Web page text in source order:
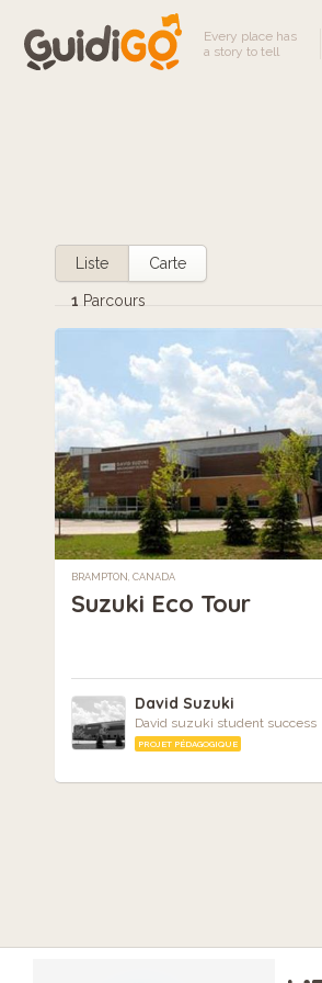
Every place has
a story to tell
Liste Carte
1 Parcours
BRAMPTON, CANADA
Suzuki Eco Tour
David Suzuki
David suzuki student success
PROJET PÉDAGOGIQUE